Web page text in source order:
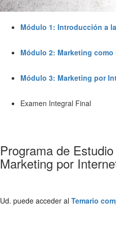
Módulo 1: Introducción a
Módulo 2: Marketing
Módulo 3: Marketing por
Examen Integral Final
Programa de
Marketing por
Ud. puede acceder al Temario